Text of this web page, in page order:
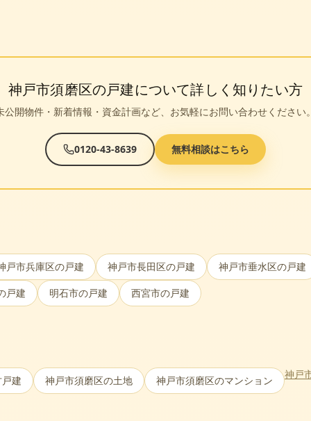
神戸市須磨区の戸建について詳しく知りたい方
公開物件・新着情報・資金計画など、お気軽にお問い合わせください
0120-43-8639 無料相談はこちら
戸市兵庫区の戸建 神戸市長田区の戸建 神戸市垂水区の戸建
戸建
明石市の戸建 西宮市の戸建
建 神戸市須磨区の土地 神戸市須磨区のマンション 神戸